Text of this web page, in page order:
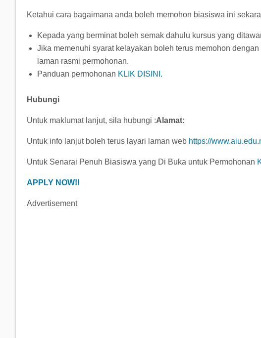
Ketahui cara bagaimana anda boleh memohon biasiswa ini
Kepada yang berminat boleh semak dahulu kursus yang
Jika memenuhi syarat kelayakan boleh terus memohon dengan
laman rasmi permohonan.
Panduan permohonan KLIK DISINI.
Hubungi
Untuk maklumat lanjut, sila hubungi :Alamat:
Untuk info lanjut boleh terus layari laman web https://
Untuk Senarai Penuh Biasiswa yang Di Buka untuk Permohonan
APPLY NOW!!
Advertisement